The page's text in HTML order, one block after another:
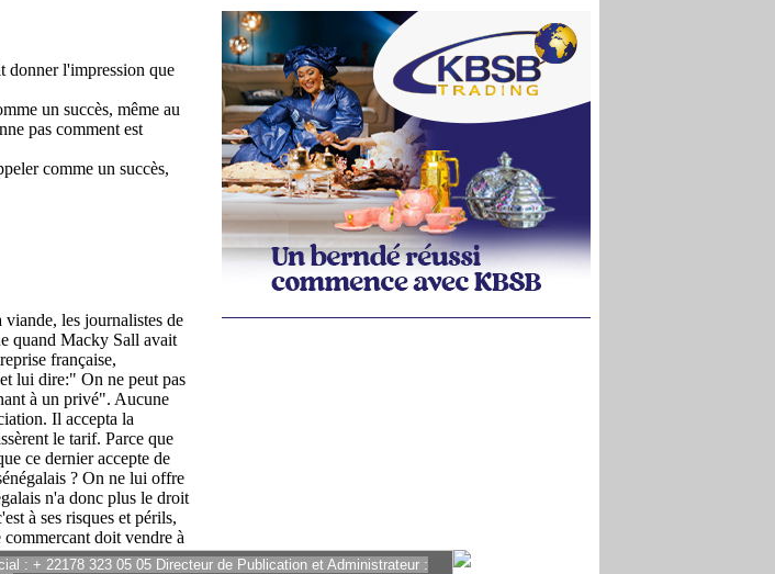
: + 22178 323 05 05 Directeur de Publication et Administrateur :